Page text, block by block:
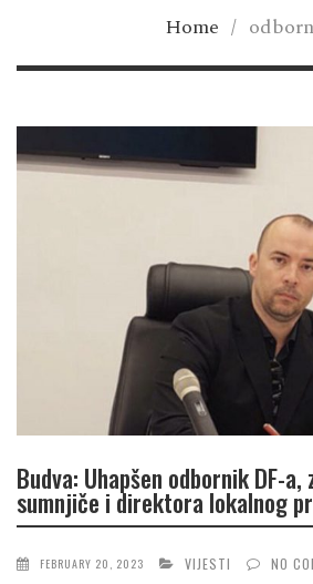
Home /
Budva: Uhapšen odbornik DF-
sumnjiče i direktora lokalnog
FEBRUARY 20, 2023 VIJESTI NO